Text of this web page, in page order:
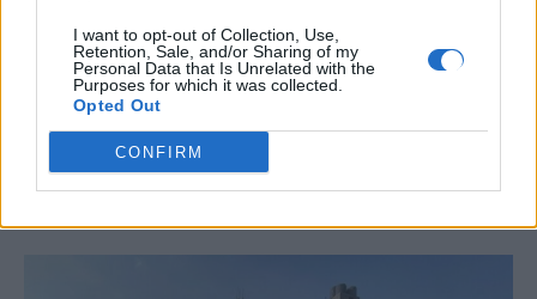
I want to opt-out of Collection, Use,
Retention, Sale, and/or Sharing of my
Personal Data that Is Unrelated with the
Purposes for which it was collected.
Opted Out
CONFIRM
ΝΕΕΣ ΤΑΥΤΟΤΗΤΕΣ # ΙΔΡΩΤΑΣ # ΚΑΚΟΣΜΙΑ
ΚΑΡΤΑ ΑΓΡΟΤΗ